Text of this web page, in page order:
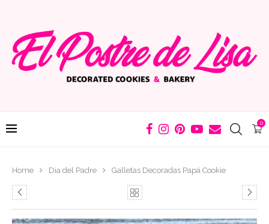
0
Home Dia del Padre Galletas Decoradas Papá Cookie